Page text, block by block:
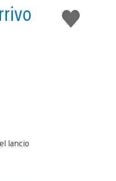
Mi
piace
lancio